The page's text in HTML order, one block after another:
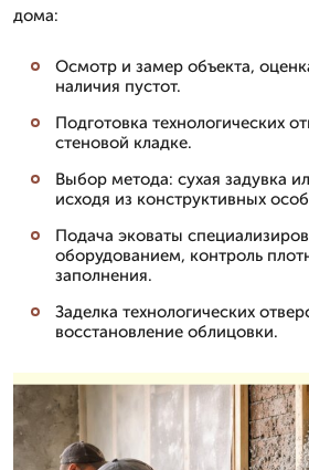
дома:
Осмотр и замер объекта,
наличия пустот.
Подготовка технологических
стеновой кладке.
Выбор метода: сухая задувка
исходя из конструктивных
Подача эковаты
оборудованием, контроль
заполнения.
Заделка технологических
восстановление облицовки.